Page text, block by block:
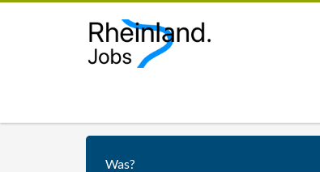
Was?